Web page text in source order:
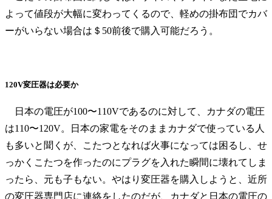
よって値段が大幅に変わってくるので、軽めの掛布団でカバ
ーがいらない場合は＄50前後で購入可能だろう。
120V変圧器は必要か
日本の電圧が100〜110Vであるのに対して、カナダの電圧
は110〜120V。日本の家電をそのままカナダで使っている人
も多いと聞くが、こたつとなれば火事になっては困るし、せ
っかくこたつを作ったのにプラグを入れた瞬間に壊れてしま
ったら、元も子もない。やはり変圧器を購入しようと、近所
の変圧器専門店に連絡をしたのだが、カナダと日本の電圧の